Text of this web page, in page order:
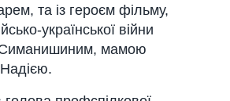
та із героєм фільму,
української війни
мамою